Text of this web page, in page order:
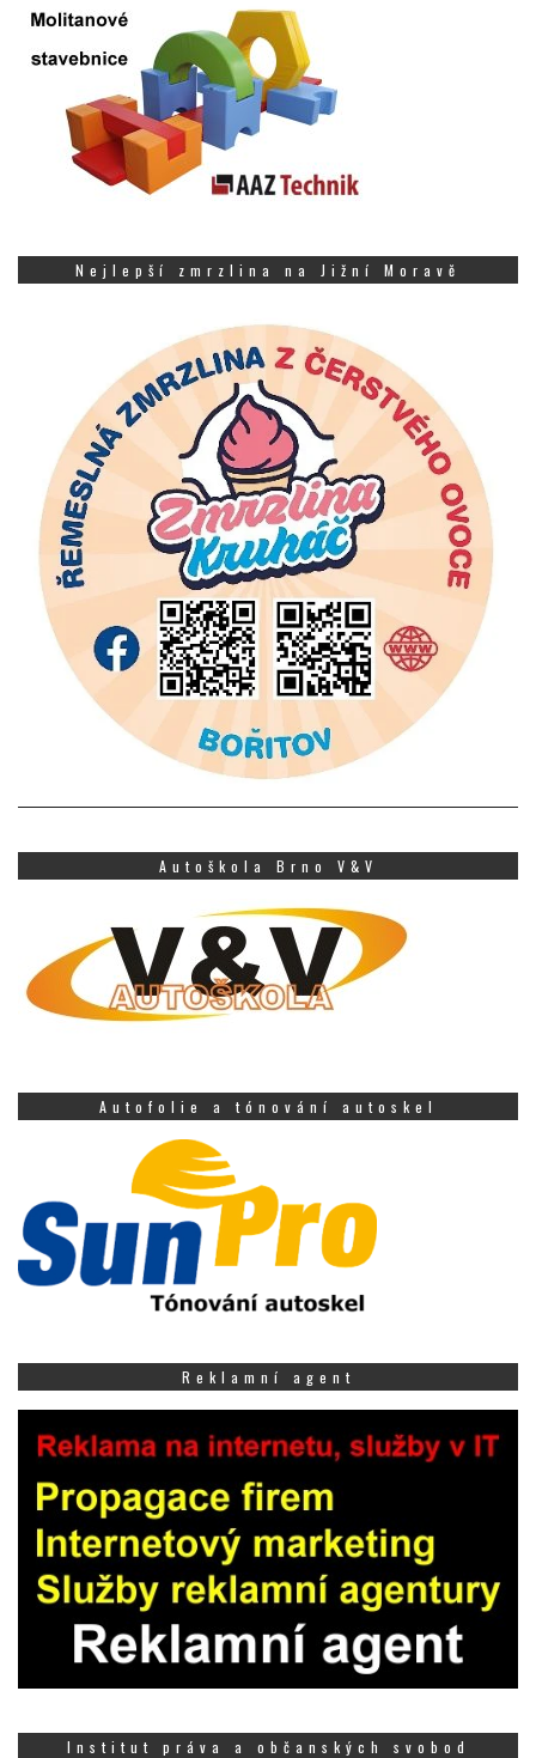
Nejlepší zmrzlina na Jižní Moravě
Autoškola Brno V&V
Autofolie a tónování autoskel
Reklamní agent
Institut práva a občanských svobod